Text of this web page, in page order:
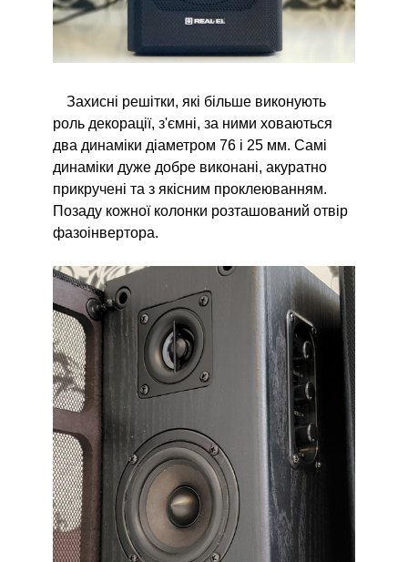
Захисні решітки, які більше виконують
роль декорації, з'ємні, за ними ховаються
два динаміки діаметром 76 і 25 мм. Самі
динаміки дуже добре виконані, акуратно
прикручені та з якісним проклеюванням.
Позаду кожної колонки розташований отвір
фазоінвертора.